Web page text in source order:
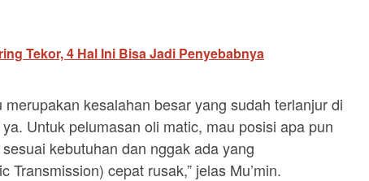
Tekor, 4 Hal Ini Bisa Jadi Penyebabnya
merupakan kesalahan besar yang sudah terlanjur di
Untuk pelumasan oli matic, mau posisi apa pun
kebutuhan dan nggak ada yang
Transmission) cepat rusak,” jelas Mu’min.